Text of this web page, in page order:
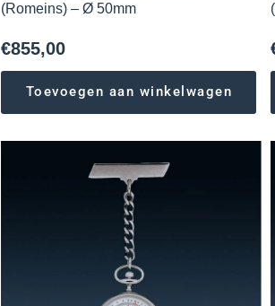
(Romeins) – Ø 50mm
€855,00
Toevoegen aan winkelwagen